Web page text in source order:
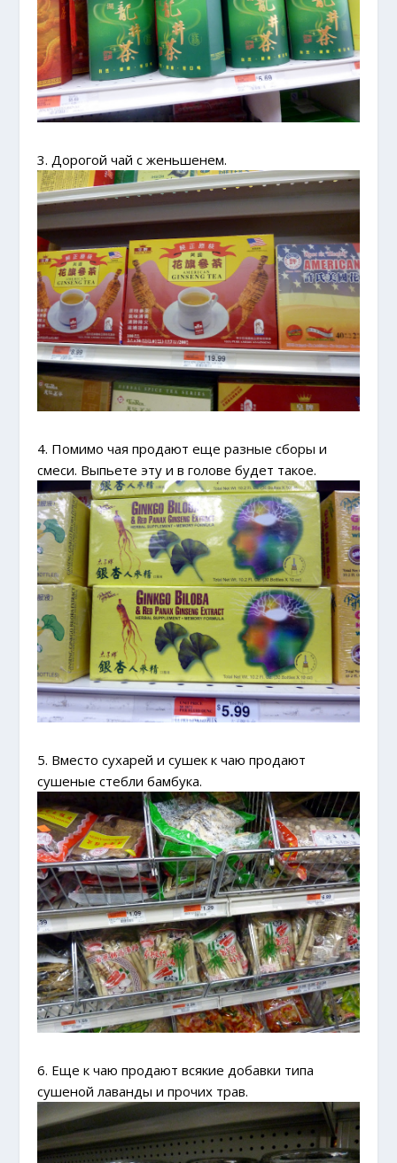
3. Дорогой чай с женьшенем.
4. Помимо чая продают еще разные сборы и
смеси. Выпьете эту и в голове будет такое.
5. Вместо сухарей и сушек к чаю продают
сушеные стебли бамбука.
6. Еще к чаю продают всякие добавки типа
сушеной лаванды и прочих трав.